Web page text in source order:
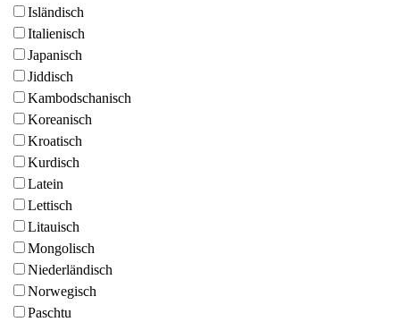
Isländisch
Italienisch
Japanisch
Jiddisch
Kambodschanisch
Koreanisch
Kroatisch
Kurdisch
Latein
Lettisch
Litauisch
Mongolisch
Niederländisch
Norwegisch
Paschtu